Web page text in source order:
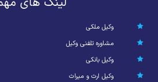
وکیل ملکی
مشاوره تلفنی وکیل
وکیل بانکی
وکیل ارث و میراث